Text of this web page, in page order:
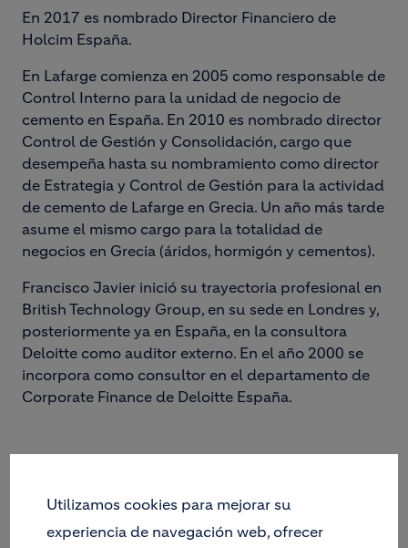
En 2017 es nombrado Director Financiero de
Holcim España.
En Lafarge comienza en 2005 como responsable de
Control Interno para la unidad de negocio de
cemento en España. En 2010 es nombrado director
Control de Gestión y Consolidación, cargo que
desempeña hasta su nombramiento como director
de Estrategia y Control de Gestión para la actividad
de cemento de Lafarge en Grecia. Un año más tarde
asume el mismo cargo para la totalidad de
negocios en Grecia (áridos, hormigón y cementos).
Francisco Javier inició su trayectoria profesional en
British Technology Group, en su sede en Londres y,
posteriormente ya en España, en la consultora
Deloitte como auditor externo. En el año 2000 se
incorpora como consultor en el departamento de
Corporate Finance de Deloitte España.
Utilizamos cookies para mejorar su
experiencia de navegación web, ofrecer